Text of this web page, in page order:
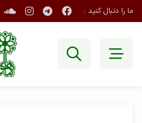
ما را دنبال کنید :